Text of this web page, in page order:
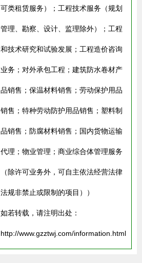
可类租赁服务）；工程技术服务（规划
管理、勘察、设计、监理除外）；工程
和技术研究和试验发展；工程造价咨询
业务；对外承包工程；建筑防水卷材产
品销售；保温材料销售；劳动保护用品
销售；特种劳动防护用品销售；塑料制
品销售；防腐材料销售；国内货物运输
代理；物业管理；商业综合体管理服务
（除许可业务外，可自主依法经营法律
法规非禁止或限制的项目））
如若转载，请注明出处：
http://www.gzztwj.com/information.html